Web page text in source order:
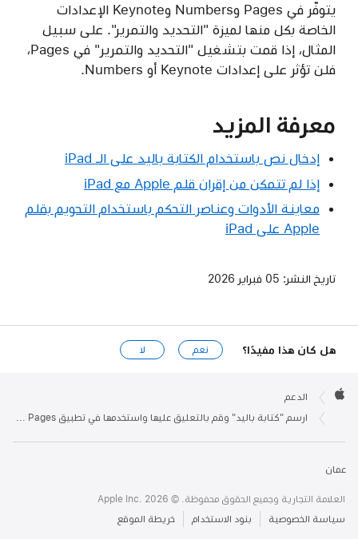
يتوفّر في Pages وNumbers وKeynote الإعدادات
الخاصة بكل منها لميزة "التحديد والتمرير". على سبيل
المثال، إذا قمت بتشغيل "التحديد والتمرير" في Pages،
فلن تؤثر على إعدادات Keynote أو Numbers.
معرفة المزيد
إدخال نص باستخدام الكتابة باليد على الـ iPad
إذا لم تتمكن من إقران قلم Apple مع iPad
معاينة الأدوات وعناصر التحكم باستخدام التحويم بقلم
Apple على iPad
تاريخ النشر: 05 فبراير 2026
هل كان هذا مفيدًا؟ نعم لا
Footer
الدعم
عمان
العلامة التجارية وجميع الحقوق محفوظة. © 2026 .Apple Inc
سياسة الخصوصية بنود الاستخدام خريطة الموقع